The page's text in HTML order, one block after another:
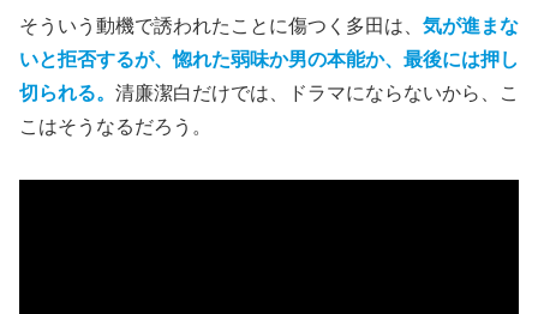
そういう動機で誘われたことに傷つく多田は、 気が進まな
いと拒否するが、惚れた弱味か男の本能か、最後には押し
切られる。 清廉潔白だけでは、ドラマにならないから、こ
こはそうなるだろう。